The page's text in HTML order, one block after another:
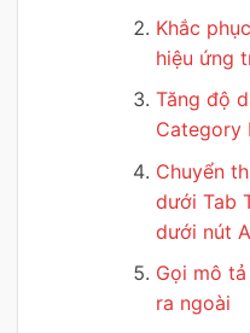
Khắc
hiệu ứng
Tăng độ
Category
Chuyển
dưới Tab
dưới nút
Gọi mô
ra ngoài